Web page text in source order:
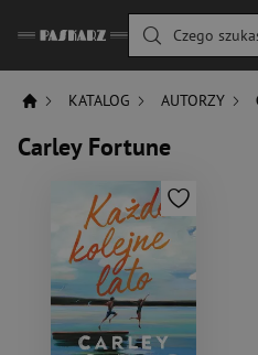
Czego
KATALOG AUTORZY
Carley Fortune